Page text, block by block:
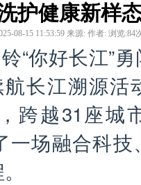
护健康新样
08-15 11:53:59 来源: 作者: 浏览:84
“你好长江”
长江溯源活
跨越31座城
一场融合科